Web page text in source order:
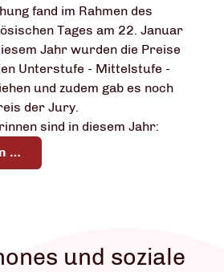
fand im Rahmen des
Tages am 22. Januar
Jahr wurden die Preise
Unterstufe - Mittelstufe -
und zudem gab es noch
der Jury.
sind in diesem Jahr:
…
und soziale